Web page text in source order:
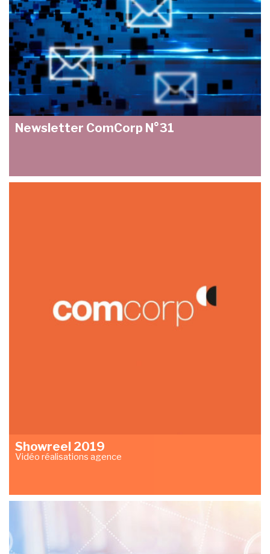
Newsletter ComCorp N°31
Showreel 2019
Vidéo réalisations agence